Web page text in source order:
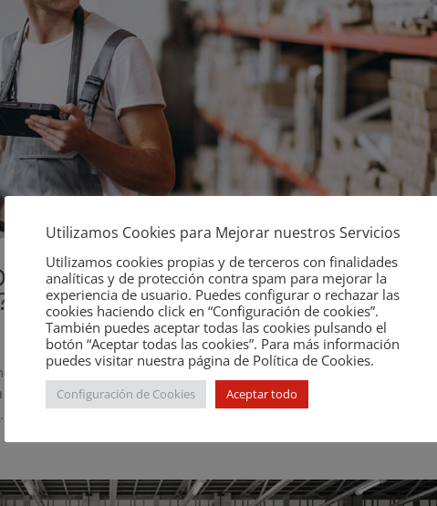
¿cómo ahorrar tiempo y
ahorrar tiempo y mejorar la rentabilidad? La gestión del stock en
de un distribuidor de recambios, un elemento que hay que
Utilizamos Cookies para Mejorar nuestros Servicios
Utilizamos cookies propias y de terceros con finalidades
analíticas y de protección contra spam para mejorar la
experiencia de usuario. Puedes configurar o rechazar las
cookies haciendo click en “Configuración de cookies”.
También puedes aceptar todas las cookies pulsando el
botón “Aceptar todas las cookies”. Para más información
puedes visitar nuestra página de Política de Cookies.
Configuración de Cookies Aceptar todo